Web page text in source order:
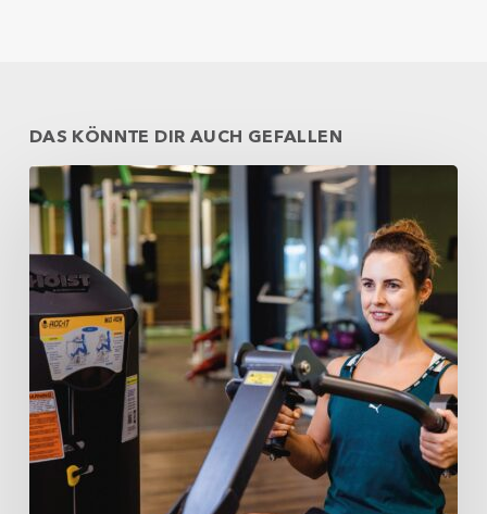
DAS KÖNNTE DIR AUCH GEFALLEN
Krafttraining
und
die
häufigsten
Fehler